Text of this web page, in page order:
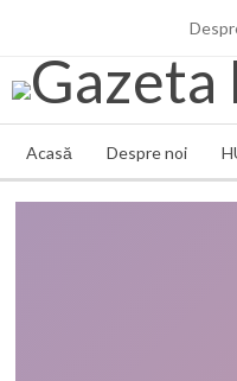
Acasă Despre noi